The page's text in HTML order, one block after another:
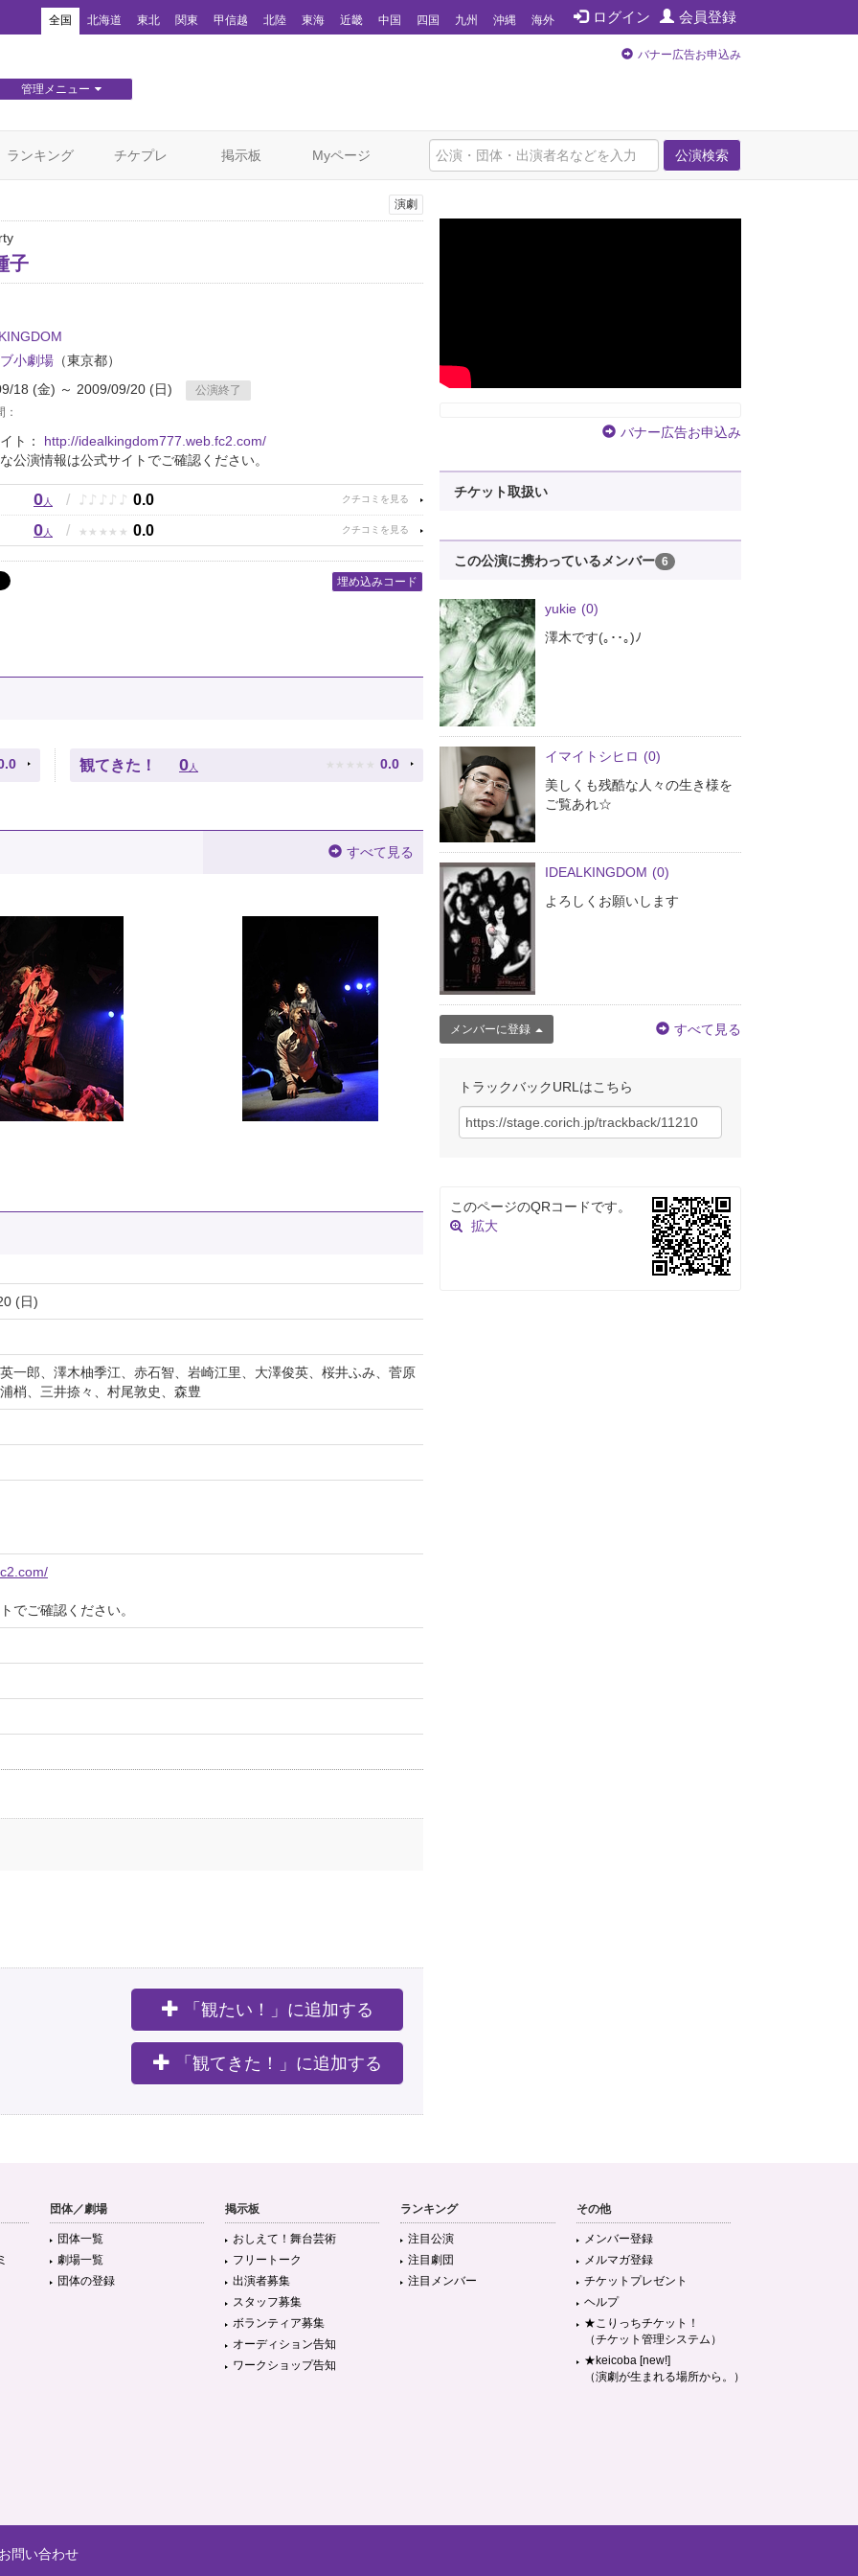
ログイン 会員登録
全国 北海道 東北 関東 甲信越 北陸 東海 近畿 中国 四国 九州 沖縄 海外
管理メニュー
バナー広告お申込み
公演検索
ランキング チケプレ 掲示板 Myページ
演劇
子
小劇場 （東京都）
18 (金) ～ 2009/09/20 (日)
公演終了
ト： http://idealkingdom777.web.fc2.com/
公演情報は公式サイトでご確認ください。
0人 / ♪ ♪ ♪ ♪ ♪ 0.0
0人 / ★ ★ ★ ★ ★ 0.0
埋め込みコード
観てきた！ 0 人 ★ ★ ★ ★ ★ 0.0
すべて見る
(日)
一郎、澤木柚季江、赤石智、岩崎江里、大澤俊英、桜井ふみ、菅原
梢、三井捺々、村尾敦史、森豊
でご確認ください。
「観たい！」に追加する
「観てきた！」に追加する
バナー広告お申込み
チケット取扱い
この公演に携わっているメンバー 6
yukie (0)
澤木です(｡･･｡)ﾉ
イマイトシヒロ (0)
美しくも残酷な人々の生き様を
ご覧あれ☆
IDEALKINGDOM (0)
よろしくお願いします
メンバーに登録 すべて見る
トラックバックURLはこちら
このページのQRコードです。
拡大
団体／劇場
団体一覧
劇場一覧
団体の登録
掲示板
おしえて！舞台芸術
フリートーク
出演者募集
スタッフ募集
ボランティア募集
オーディション告知
ワークショップ告知
ランキング
注目公演
注目劇団
注目メンバー
その他
メンバー登録
メルマガ登録
チケットプレゼント
ヘルプ
★こりっちチケット！
（チケット管理システム）
★keicoba [new!]
（演劇が生まれる場所から。）
問い合わせ